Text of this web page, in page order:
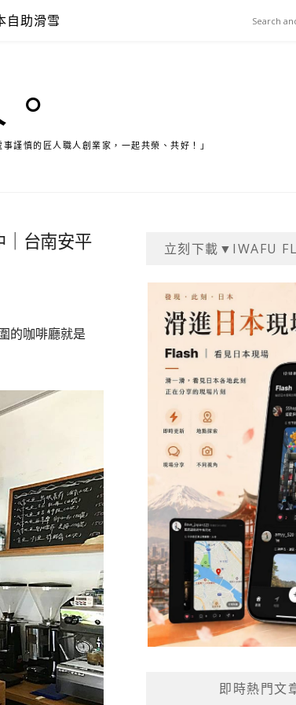
自助滑雪
謹慎的匠人職人創業家，一起共榮、共好！」
｜台南安平
的咖啡廳就是
立刻下載▼IWAFU
即時熱門文